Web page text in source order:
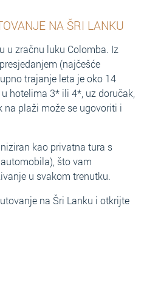
NA ŠRI LANKU
u zračnu luku Colomba. Iz
(najčešće
trajanje leta je oko 14
hotelima 3* ili 4*, uz doručak,
na plaži može se ugovoriti i
kao privatna tura s
što vam
u svakom trenutku.
na Šri Lanku i otkrijte